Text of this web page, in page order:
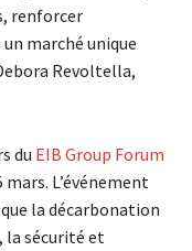
renforcer
marché unique
Revoltella,
du EIB Group Forum
L’événement
la décarbonation
sécurité et